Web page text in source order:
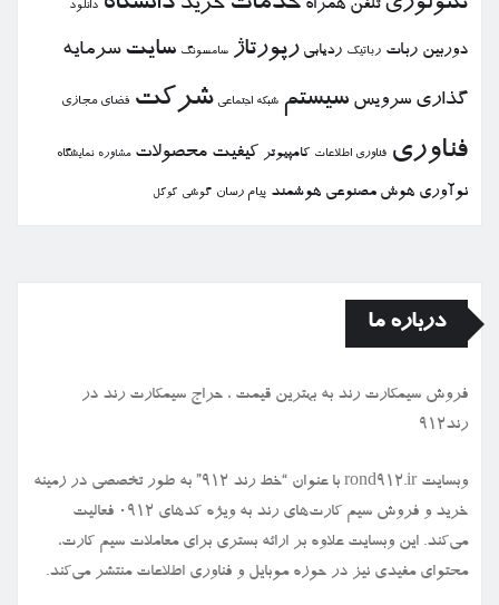
تكنولوژی تلفن همراه خرید دانلود
دوربین ربات رباتیك ردیابی رپورتاژ سامسونگ سایت سرمایه
گذاری سرویس سیستم شبكه اجتماعی شركت فضای مجازی
فناوری فناوری اطلاعات كامپیوتر كیفیت محصولات مشاوره نمایشگاه
نوآوری هوش مصنوعی هوشمند پیام رسان گوشی گوگل
درباره ما
فروش سیمكارت رند به بهترین قیمت ، حراج سیمكارت رند در
رند912
وبسایت rond912.ir با عنوان “خط رند ۹۱۲” به طور تخصصی در زمینه
خرید و فروش سیم کارت‌های رند به ویژه کدهای ۰۹۱۲ فعالیت
می‌کند. این وبسایت علاوه بر ارائه بستری برای معاملات سیم کارت،
محتوای مفیدی نیز در حوزه موبایل و فناوری اطلاعات منتشر می‌کند.